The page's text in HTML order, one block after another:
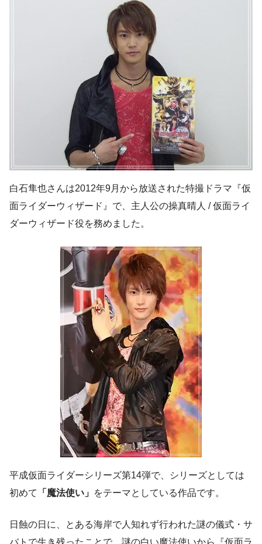
白石隼也さんは2012年9月から放送された特撮ドラマ『仮
面ライダーウィザード』で、主人公の操真晴人 / 仮面ライ
ダーウィザード役を務めました。
平成仮面ライダーシリーズ第14弾で、シリーズとしては
初めて
「魔法使い」 をテーマとしている作品です。
日蝕の日に、とある海岸で人知れず行われた謎の儀式・サ
バトで生き残ったことで、謎の白い魔法使いから『仮面ラ